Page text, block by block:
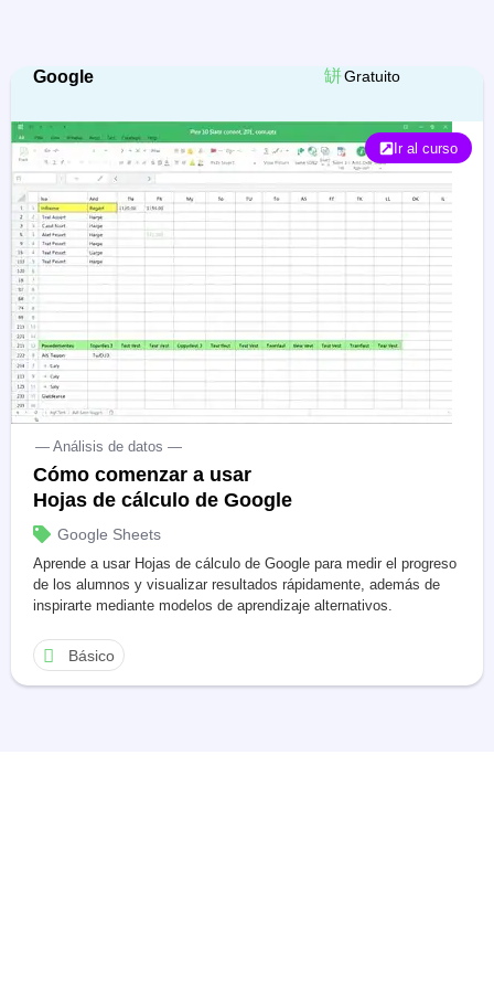
Google Gratuito
Ir al curso
— Análisis de datos —
Cómo comenzar a usar
Hojas de cálculo de Google
Google Sheets
Aprende a usar Hojas de cálculo de Google para medir el progreso
de los alumnos y visualizar resultados rápidamente, además de
inspirarte mediante modelos de aprendizaje alternativos.
Básico